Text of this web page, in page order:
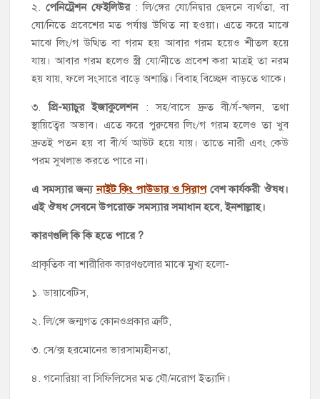
২.পেনিট্রেশন ফেইলিউর: লি/ঙ্গের যো/নিদ্বার ছেদনে ব্যর্থতা, বা
যো/নিতে প্রবেশের মত পর্যাপ্ত উথিত না হওয়া। এতে করে মাঝে
মাঝে লিং/গ উত্থিত বা গরম হয় আবার গরম হয়েও শীতল হয়ে
যায়। আবার গরম হলেও স্ত্রী যো/নীতে প্রবেশ করা মাত্রই তা নরম
হয় যায়, ফলে সংসারে বাড়ে অশান্তি। বিবাহ বিচ্ছেদ বাড়তে থাকে।
৩.প্রি-ম্যাচুর ইজাকুলেশন: সহ/বাসে দ্রুত বী/র্য-স্খলন, তথা
স্থায়িত্বের অভাব। এতে করে পুরুষের লিং/গ গরম হলেও তা খুব
দ্রুতই পতন হয় বা বী/র্য আউট হয়ে যায়। তাতে নারী এবং কেউ
পরম সুখলাভ করতে পারে না।
এ সমস্যার জন্যনাইট কিং পাউডার ও সিরাপবেশ কার্যকরী ঔষধ।
এই ঔষধ সেবনে উপরোক্ত সমস্যার সমাধান হবে, ইনশাল্লাহ।
কারণগুলি কি কি হতে পারে ?
প্রাকৃতিক বা শারীরিক কারণগুলোর মাঝে মুখ্য হলো-
১. ডায়াবেটিস,
২. লি/ঙ্গে জন্মগত কোনওপ্রকার ত্রুটি,
৩. সে/ক্স হরমোনের ভারসাম্যহীনতা,
৪. গনোরিয়া বা সিফিলিসের মত যৌ/নরোগ ইত্যাদি।